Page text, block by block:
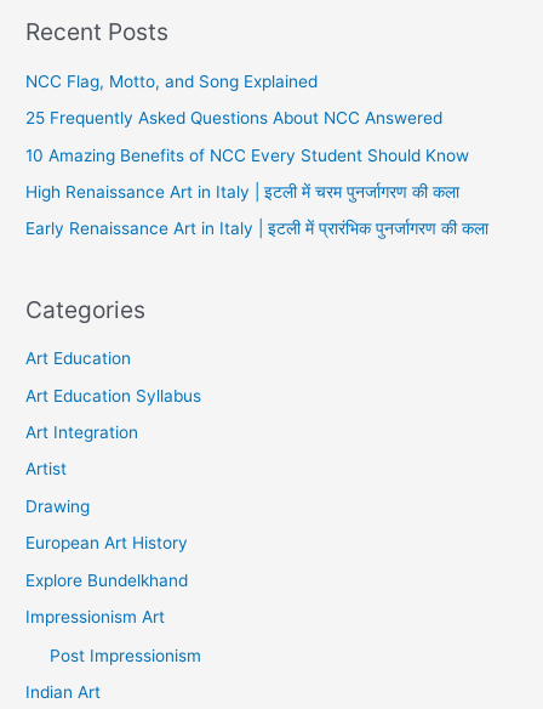
Recent Posts
NCC Flag, Motto, and Song Explained
25 Frequently Asked Questions About NCC Answered
10 Amazing Benefits of NCC Every Student Should Know
High Renaissance Art in Italy | इटली में चरम पुनर्जागरण की कला
Early Renaissance Art in Italy | इटली में प्रारंभिक पुनर्जागरण की कला
Categories
Art Education
Art Education Syllabus
Art Integration
Artist
Drawing
European Art History
Explore Bundelkhand
Impressionism Art
Post Impressionism
Indian Art